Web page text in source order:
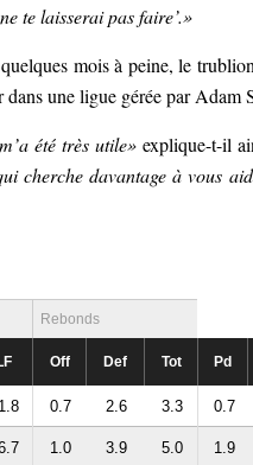
te laisserai pas faire’.»
mois à peine, le
une ligue gérée par Adam
été très utile» explique-t-il
cherche davantage à vous
Rebonds
Off Def Tot Pd
0.7 2.6 3.3 0.7
1.0 3.9 5.0 1.9